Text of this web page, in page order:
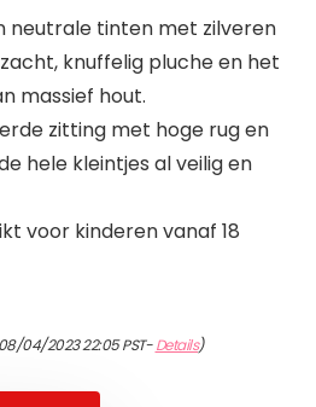
neutrale tinten met zilveren
knuffelig pluche en het
massief hout.
zitting met hoge rug en
hele kleintjes al veilig en
voor kinderen vanaf 18
04/2023 22:05 PST-Details)